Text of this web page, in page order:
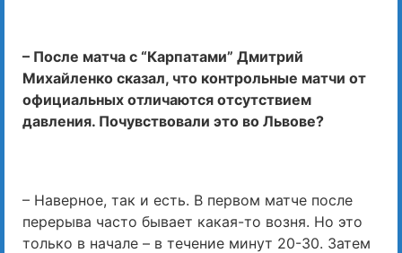
– После матча с “Карпатами” Дмитрий
Михайленко сказал, что контрольные матчи от
официальных отличаются отсутствием
давления. Почувствовали это во Львове?
– Наверное, так и есть. В первом матче после
перерыва часто бывает какая-то возня. Но это
только в начале – в течение минут 20-30. Затем